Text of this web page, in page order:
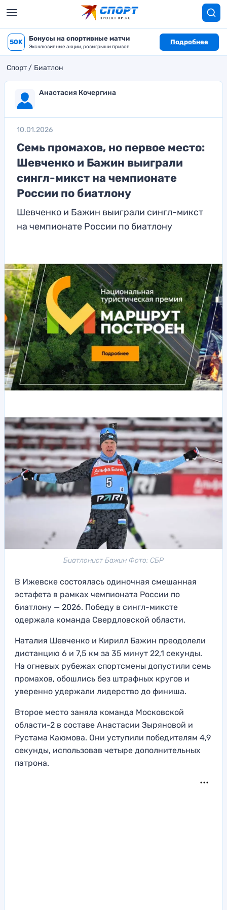
50K Бонусы на спортивные матчи
Эксклюзивные акции, розыгрыши призов
Подробнее
Спорт Биатлон
Анастасия Кочергина
10.01.2026
Семь промахов, но первое место:
Шевченко и Бажин выиграли
сингл-микст на чемпионате
России по биатлону
Шевченко и Бажин выиграли сингл-микст
на чемпионате России по биатлону
Биатлонист Бажин Фото: СБР
В Ижевске состоялась одиночная смешанная
эстафета в рамках чемпионата России по
биатлону — 2026. Победу в сингл-миксте
одержала команда Свердловской области.
Наталия Шевченко и Кирилл Бажин преодолели
дистанцию 6 и 7,5 км за 35 минут 22,1 секунды.
На огневых рубежах спортсмены допустили семь
промахов, обошлись без штрафных кругов и
уверенно удержали лидерство до финиша.
Второе место заняла команда Московской
области-2 в составе Анастасии Зыряновой и
Рустама Каюмова. Они уступили победителям 4,9
секунды, использовав четыре дополнительных
патрона.